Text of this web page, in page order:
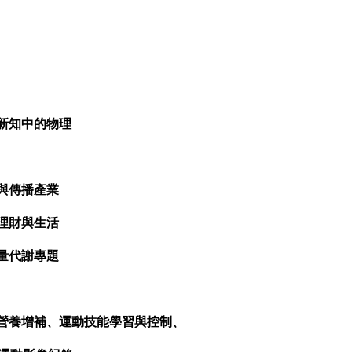
知中的物理
傳播產業
財與生活
代謝專題
養增補、 運動技能學習與控制 、